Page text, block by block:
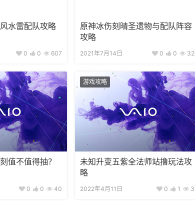
水雷配队攻略
0 0 607
原神冰伤刻晴圣遗物与配队阵容
攻略
2021年7月14日 0 0
值不值得抽？
0 0 40
游戏攻略
未知升变五紫全法师站撸玩法攻
略
2022年4月11日 0 1